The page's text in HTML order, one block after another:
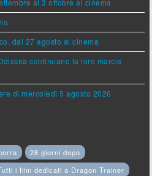
al 3 ottobre al cinema
dal 27 agosto al cinema
continuano la loro marcia
di mercoledì 5 agosto 2026
28 giorni dopo
i film dedicati a Dragon Trainer